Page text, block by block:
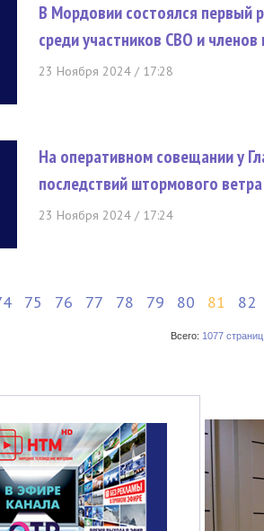
В Мордовии состоялся первый
среди участников СВО и членов
23 Ноября 2024 / 17:28
На оперативном совещании у
последствий штормового
23 Ноября 2024 / 17:24
75 76 77 78 79 80 81 82
Всего: 1077 страниц